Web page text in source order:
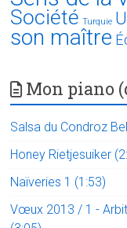
Société Turquie
son maître
Mon piano
Salsa du Condroz
Honey Rietjesuiker
Naïveries 1 (1:53)
Vœux 2013 / 1 -